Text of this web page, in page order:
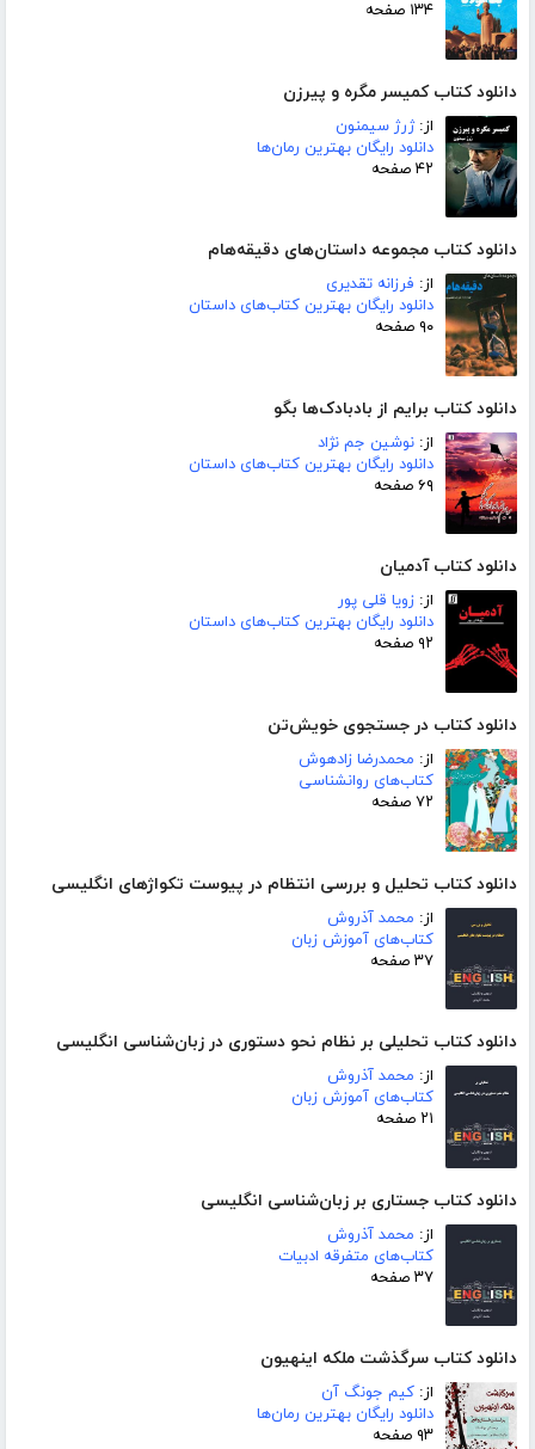
۱۳۴ صفحه
دانلود کتاب کمیسر مگره و پیرزن
از:ژرژ سیمنون
دانلود رایگان بهترین رمان‌ها
۴۲ صفحه
دانلود کتاب مجموعه داستان‌های دقیقه‌هام
از: فرزانه تقدیری
دانلود رایگان بهترین کتاب‌های داستان
۹۰ صفحه
دانلود کتاب برایم از بادبادک‌ها بگو
از: نوشین جم نژاد
دانلود رایگان بهترین کتاب‌های داستان
۶۹ صفحه
دانلود کتاب آدمیان
از: زویا قلی پور
دانلود رایگان بهترین کتاب‌های داستان
۹۲ صفحه
دانلود کتاب در جستجوی خویش‌تن
از: محمدرضا زادهوش
کتاب‌های روانشناسی
۷۲ صفحه
دانلود کتاب تحلیل و بررسی انتظام در پیوست تکواژهای انگلیسی
از: محمد آذروش
کتاب‌های آموزش زبان
۳۷ صفحه
دانلود کتاب تحلیلی بر نظام نحو دستوری در زبان‌شناسی انگلیسی
از: محمد آذروش
کتاب‌های آموزش زبان
۲۱ صفحه
دانلود کتاب جستاری بر زبان‌شناسی انگلیسی
از: محمد آذروش
کتاب‌های متفرقه ادبیات
۳۷ صفحه
دانلود کتاب سرگذشت ملکه اینهیون
از: کیم جونگ آن
دانلود رایگان بهترین رمان‌ها
۹۳ صفحه